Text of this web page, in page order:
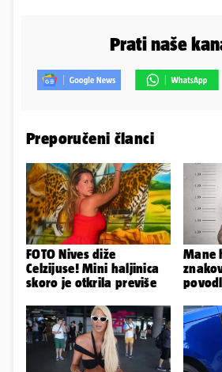
Prati naše
Preporučeni članci
FOTO Nives diže
Celzijuse! Mini haljinica
skoro je otkrila previše
Mane